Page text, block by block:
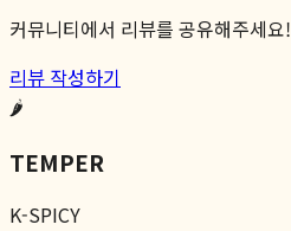
커뮤니티에서 리뷰를 공유해주세요!
리뷰 작성하기
🌶️
TEMPER
K-SPICY